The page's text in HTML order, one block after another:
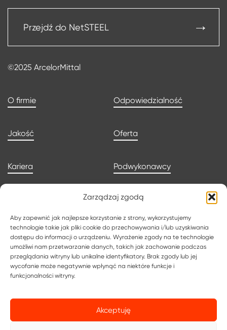
Zarządzaj zgodą
Aby zapewnić jak najlepsze korzystanie z strony, wykorzystujemy
technologie takie jak pliki cookie do przechowywania i/lub uzyskiwania
dostępu do informacji o urządzeniu. Wyrażenie zgody na te technologie
umożliwi nam przetwarzanie danych, takich jak zachowanie podczas
przeglądania witryny lub unikalne identyfikatory. Brak zgody lub jej
wycofanie może negatywnie wpłynąć na niektóre funkcje i
funkcjonalności witryny.
Akceptuję
Przejdź do NetSTEEL
©2025 ArcelorMittal
O firmie Odpowiedzialność
Jakość Oferta
Kariera Podwykonawcy
Kontakt
Aplikuj o pracę Polityka prywatności
Polityka cookies Ogólne warunki
PODATKI